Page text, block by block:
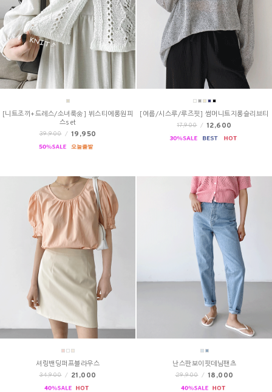
[니트조끼+드레스/소녀룩🌼] 뷔스티에롱원피
스set
39,900 / 19,950
[여름/시스루/루즈핏] 썸머니트지롱슬리브티
17,900 / 12,600
셔링밴딩퍼프블라우스
34,900 / 21,000
난스판보이핏데님팬츠
29,900 / 18,000